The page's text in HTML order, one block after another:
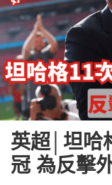
英超│坦哈
冠 為反擊